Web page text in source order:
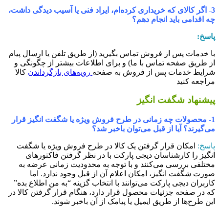
3- اگر کالای که خریداری کرده‌‏ام، ایراد فنی یا آسیب دیدگی داشت،
اقدامی باید انجام دهم؟
خدمات پس از فروش تماس بگیرید (از طریق تلفن یا ارسال پیام
طریق صفحه تماس با ما) و برای اطلاعات بیشتر از چگونگی و
خدمات پس از فروش به صفحهرویه‌های بازگرداندنکالا
کنید
شگفت انگیز
1- محصولات چه زمانی در طرح فروش ویژه یا شگفت انگیز قرار
آیا از قبل می‏‌توان باخبر شد؟
امکان قرار گرفتن یک کالا در طرح فروش ویژه یا شگفت
را کارشناسان دیجی پارکت با در نظر گرفتن فاکتورهای
بررسی می‏‌کنند و با توجه به محدودیت زمانی عرضه به
شگفت انگیز، امکان اعلام آن از قبل وجود ندارد. اما
دیجی پارکت می‌‏توانند با انتخاب گزینه “به من اطلاع بده”
در صفحه جزئیات محصول قرار دارد، هنگام قرار گرفتن کالا در
طرح‌‏ها از طریق ایمیل یا پیامک از آن باخبر شوند.